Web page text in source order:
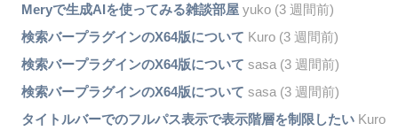
Meryで生成AIを使ってみる雑談部屋yuko (3 週間前)
検索バープラグインのX64版について Kuro (3 週間前)
検索バープラグインのX64版について sasa (3 週間前)
検索バープラグインのX64版について sasa (3 週間前)
タイトルバーでのフルパス表示で表示階層を制限したいKuro